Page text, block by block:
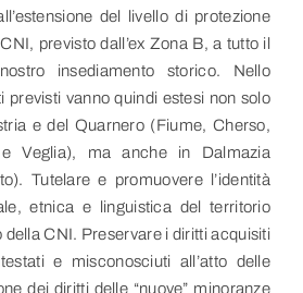
del livello di protezione
previsto dall’ex Zona B, a tutto il
insediamento storico. Nello
previsti vanno quindi estesi non solo
e del Quarnero (Fiume, Cherso,
e Veglia), ma anche in Dalmazia
Tutelare e promuovere l’identità
etnica e linguistica del territorio
della CNI. Preservare i diritti acquisiti
e misconosciuti all’atto delle
dei diritti delle “nuove” minoranze